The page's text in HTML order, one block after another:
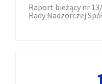
Raport bieżący nr
Rady Nadzorczej